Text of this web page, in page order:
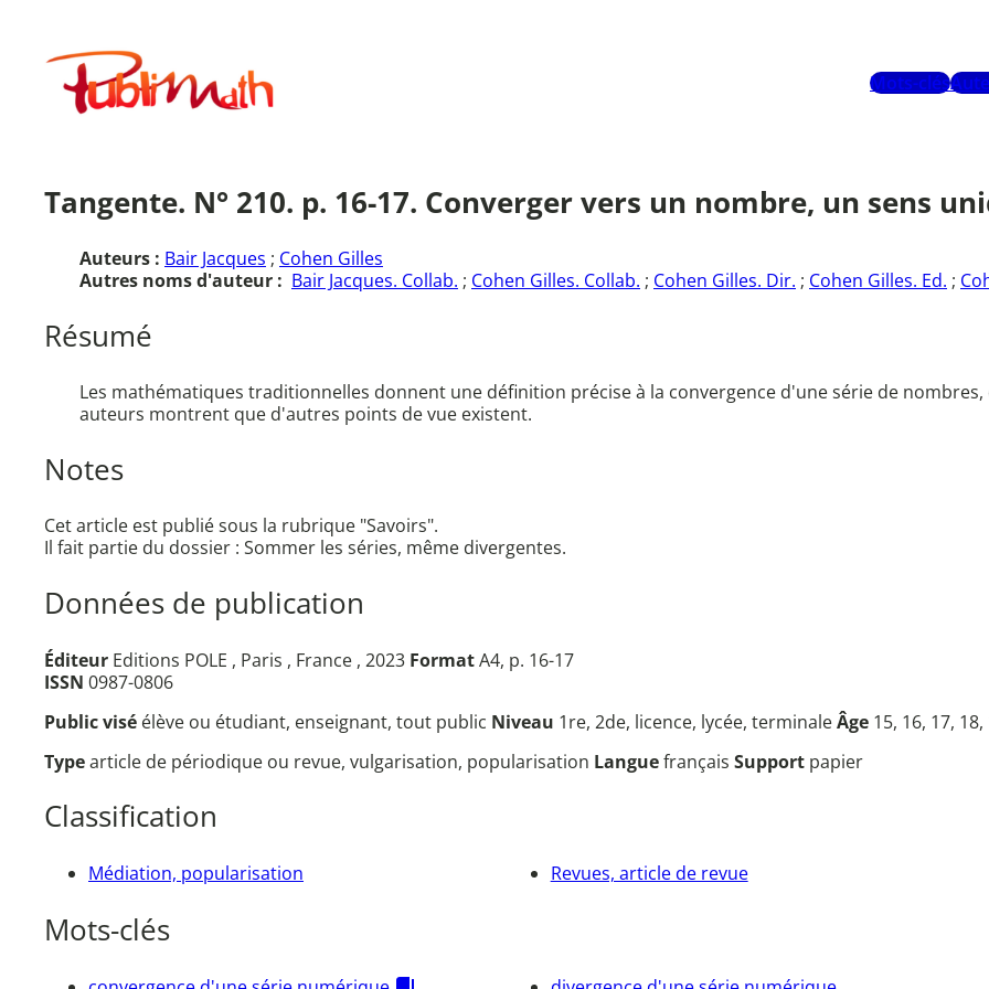
contenuPublimath
Mots-clés
Tangente. N° 210. p. 16-17. Converger vers un nombre, un sens
Auteurs : Bair Jacques ; Cohen Gilles
Autres noms d'auteur : Bair Jacques. Collab. ; Cohen Gilles. Collab. ; Cohen Gilles. Dir. ; Cohen Gilles. Ed. ;
Résumé
Les mathématiques traditionnelles donnent une définition précise à la convergence d'une série de
auteurs montrent que d'autres points de vue existent.
Notes
Cet article est publié sous la rubrique "Savoirs".
Il fait partie du dossier : Sommer les séries, même divergentes.
Données de publication
Éditeur Editions POLE , Paris , France , 2023 FormatA4, p. 16-17
ISSN 0987-0806
Public visé élève ou étudiant, enseignant, tout public Niveau 1re, 2de, licence, lycée, terminaleÂge 15, 16, 17, 18,
Typearticle de périodique ou revue, vulgarisation, popularisation Languefrançais Support papier
Classification
Médiation, popularisation Revues, article de revue
Mots-clés